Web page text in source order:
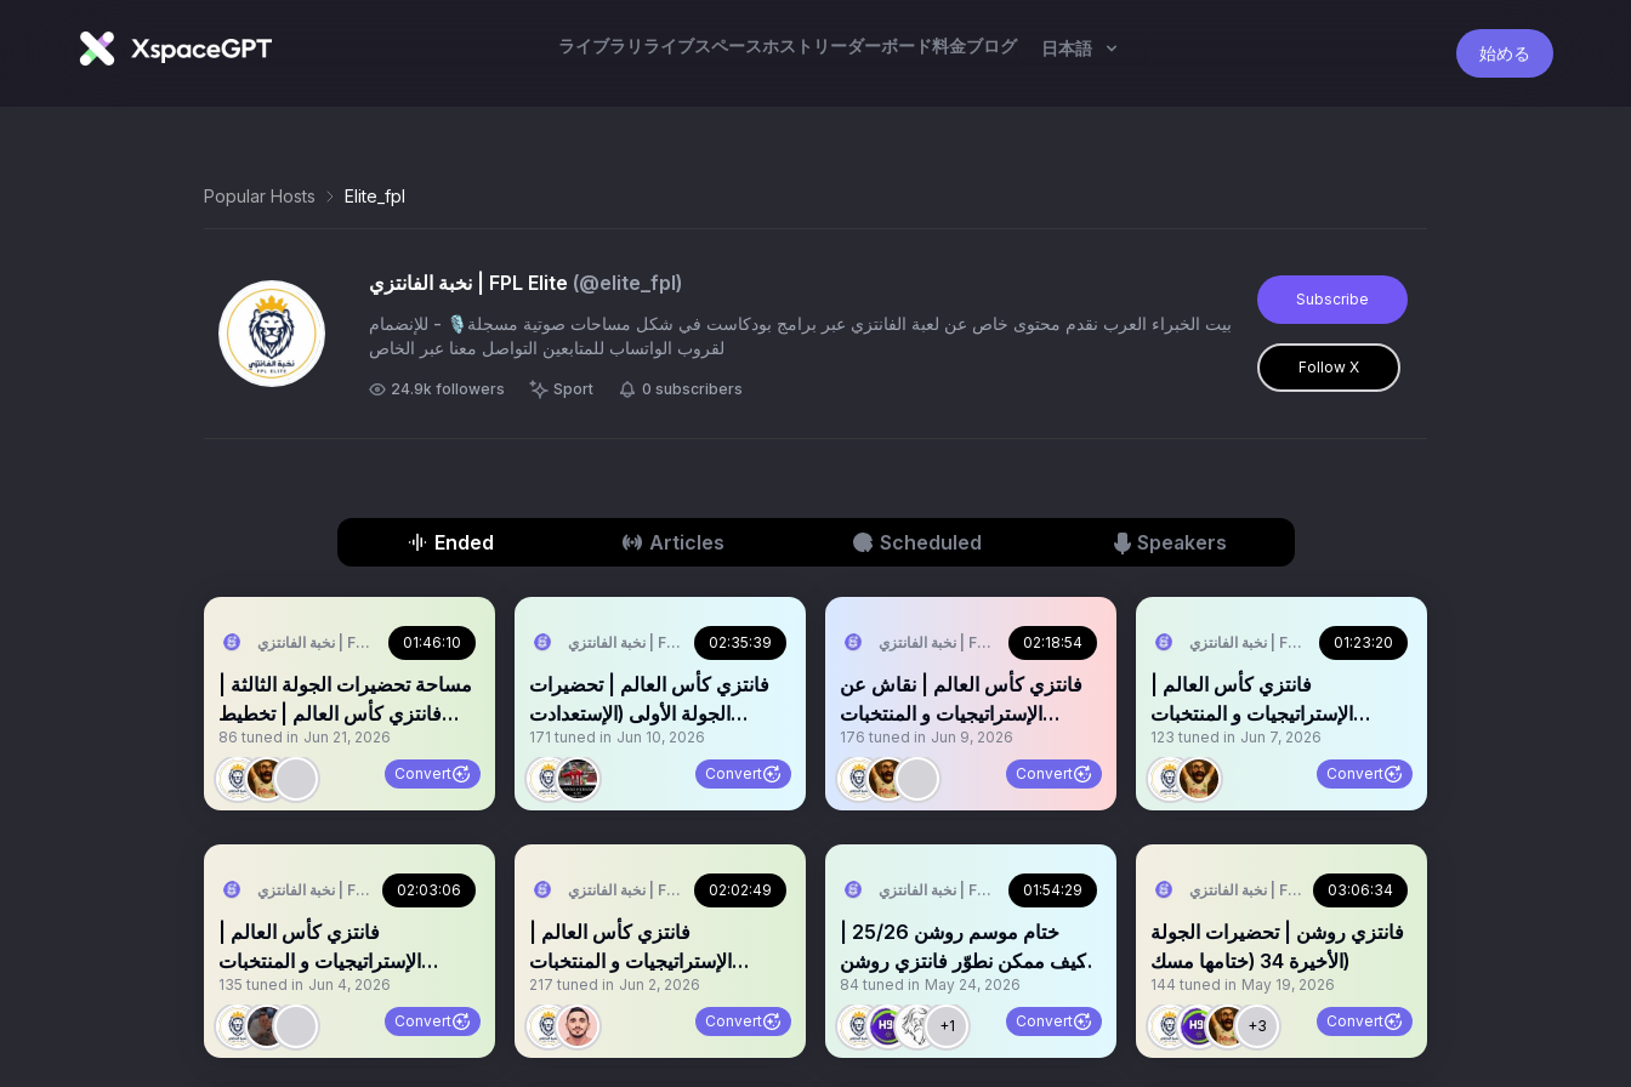
ライブラリ ライブスペースホスト リーダーボード料金ブログ 日本語 始める
Popular Hosts Elite_fpl
نخبة الفانتزي | FPL Elite (@elite_fpl)
بيت الخبراء العرب نقدم محتوى خاص عن لعبة الفانتزي عبر برامج بودكاست في شكل مساحات صوتية مسجلة🎙️ - للإنضمام
لقروب الواتساب للمتابعين التواصل معنا عبر الخاص
24.9k followers Sport 0 subscribers
Subscribe
Follow X
Ended Articles Scheduled Speakers
نخبة الفانتزي | FPL Elite01:46:10
مساحة تحضيرات الجولة الثالثة |
فانتزي كأس العالم | تخطيط
الوايلد كارد
86 tuned in Jun 21, 2026
Convert
نخبة الفانتزي | FPL Elite02:35:39
‏‏‏‏‏‏‏فانتزي كأس العالم | تحضيرات
الجولة الأولى (الإستعدادت
النهائية)
171 tuned in Jun 10, 2026
Convert
نخبة الفانتزي | FPL Elite02:18:54
‏‏فانتزي كأس العالم | نقاش عن
الإستراتيجيات و المنتخبات
الديفرينشال
176 tuned in Jun 9, 2026
Convert
نخبة الفانتزي | FPL Elite01:23:20
فانتزي كأس العالم |
الإستراتيجيات و المنتخبات
((الإستراتيجية الثالثة))
123 tuned in Jun 7, 2026
Convert
نخبة الفانتزي | FPL Elite02:03:06
فانتزي كأس العالم |
الإستراتيجيات و المنتخبات
((الإستراتيجية الثانية))
135 tuned in Jun 4, 2026
Convert
نخبة الفانتزي | FPL Elite02:02:49
‏فانتزي كأس العالم |
الإستراتيجيات و المنتخبات
((الإستراتيجية الأولى))
217 tuned in Jun 2, 2026
Convert
نخبة الفانتزي | FPL Elite01:54:29
وكيف ممكن نطوّر فانتزي روشن
؟!
84 tuned in May 24, 2026
+1 Convert
نخبة الفانتزي | FPL Elite03:06:34
‏‏‏‏‏‏فانتزي روشن | تحضيرات الجولة
الأخيرة 34 (ختامها مسك)
144 tuned in May 19, 2026
+3 Convert